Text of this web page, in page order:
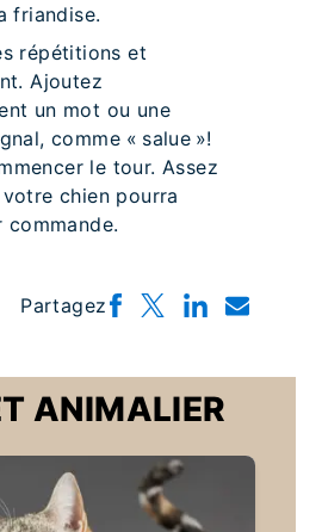
friandise.
répétitions et
Ajoutez
un mot ou une
comme « salue »!
le tour. Assez
chien pourra
commande.
Partagez
ANIMALIER